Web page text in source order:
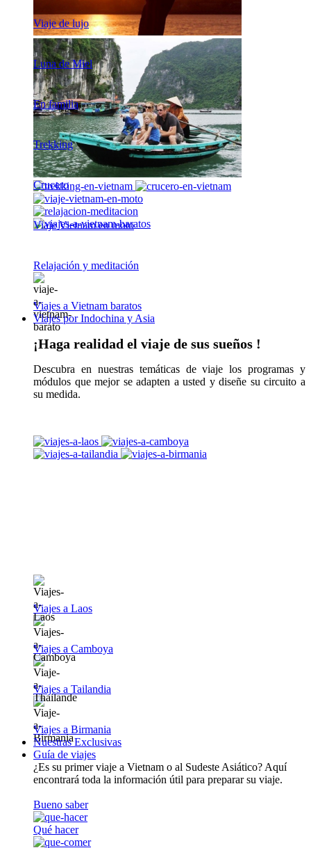
Viaje de lujo
Luna de Miel
En familia
Trekking
Crucero
Viaje Vietnam en moto
Relajación y meditación
Viajes a Vietnam baratos
Viajes por Indochina y Asia
¡Haga realidad el viaje de sus sueños !
Descubra en nuestras temáticas de viaje los programas y
módulos que mejor se adapten a usted y diseñe su circuito a
su medida.
Viajes a Laos
Viajes a Camboya
Viajes a Tailandia
Viajes a Birmania
Nuestras Exclusivas
Guía de viajes
¿Es su primer viaje a Vietnam o al Sudeste Asiático? Aquí
encontrará toda la información útil para preparar su viaje.
Bueno saber
Qué hacer